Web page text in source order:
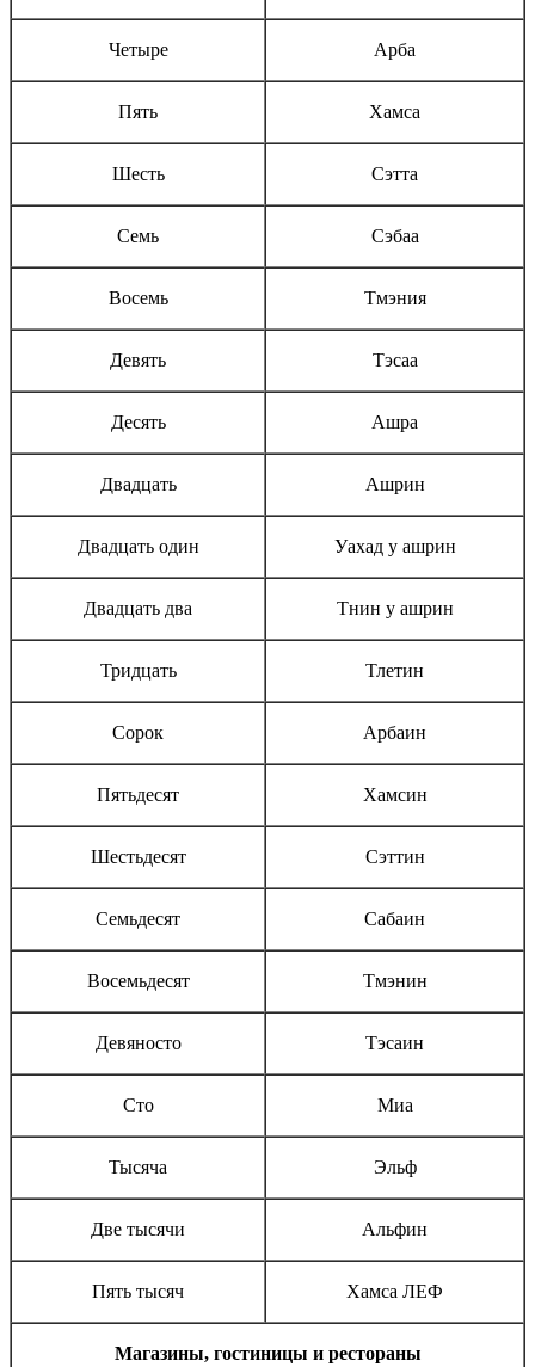
Четыре Арба
Пять Хамса
Шесть Сэтта
Семь Сэбаа
Восемь Тмэния
Девять Тэсаа
Десять Ашра
Двадцать Ашрин
Двадцать один Уахад у ашрин
Двадцать два Тнин у ашрин
Тридцать Тлетин
Сорок Арбаин
Пятьдесят Хамсин
Шестьдесят Сэттин
Семьдесят Сабаин
Восемьдесят Тмэнин
Девяносто Тэсаин
Сто Миа
Тысяча Эльф
Две тысячи Альфин
Пять тысяч Хамса ЛЕФ
Магазины, гостиницы и рестораны